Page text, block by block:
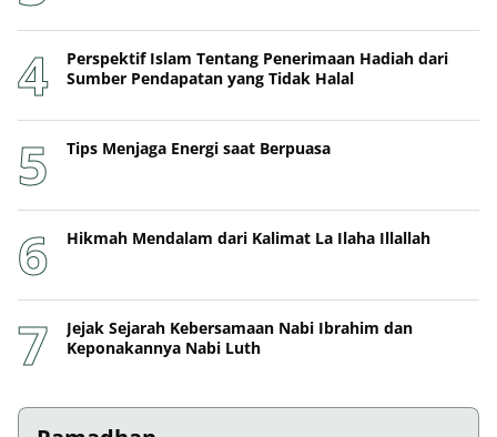
Perspektif Islam Tentang Penerimaan Hadiah dari
Sumber Pendapatan yang Tidak Halal
Tips Menjaga Energi saat Berpuasa
Hikmah Mendalam dari Kalimat La Ilaha Illallah
Jejak Sejarah Kebersamaan Nabi Ibrahim dan
Keponakannya Nabi Luth